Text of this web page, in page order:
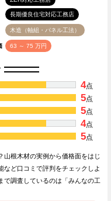
長期優良住宅対応工務店
木造（軸組・パネル工法）
63 ～ 75 万円
4点
5点
5点
4点
5点
山根木材の実例から価格面をはじ
など口コミで評判をチェックしよ
で調査しているのは「みんなの工